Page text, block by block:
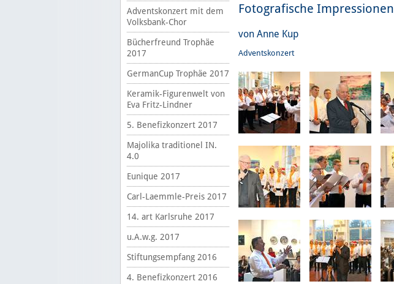
Adventskonzert mit dem
Volksbank-Chor
Bücherfreund Trophäe
2017
GermanCup Trophäe 2017
Keramik-Figurenwelt von
Eva Fritz-Lindner
5. Benefizkonzert 2017
Majolika traditionel IN.
4.0
Eunique 2017
Carl-Laemmle-Preis 2017
14. art Karlsruhe 2017
u.A.w.g. 2017
Stiftungsempfang 2016
4. Benefizkonzert 2016
Fotografische Impressionen
von Anne Kup
Adventskonzert